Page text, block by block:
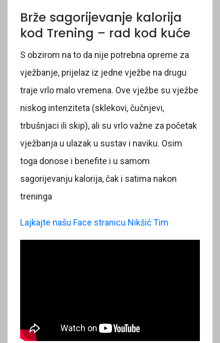
Brže sagorijevanje kalorija
kod Trening – rad kod kuće
S obzirom na to da nije potrebna opreme za
vježbanje, prijelaz iz jedne vježbe na drugu
traje vrlo malo vremena. Ove vježbe su vježbe
niskog intenziteta (sklekovi, čučnjevi,
trbušnjaci ili skip), ali su vrlo važne za početak
vježbanja u ulazak u sustav i naviku. Osim
toga donose i benefite i u samom
sagorijevanju kalorija, čak i satima nakon
treninga
Lajkajte našu Face stranicu Nikšić Tim